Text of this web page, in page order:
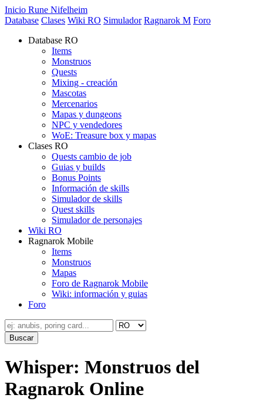
Inicio Rune Nifelheim
Database Clases Wiki RO Simulador Ragnarok M Foro
Database RO
Items
Monstruos
Quests
Mixing - creación
Mascotas
Mercenarios
Mapas y dungeons
NPC y vendedores
WoE: Treasure box y mapas
Clases RO
Quests cambio de job
Guias y builds
Bonus Points
Información de skills
Simulador de skills
Quest skills
Simulador de personajes
Wiki RO
Ragnarok Mobile
Items
Monstruos
Mapas
Foro de Ragnarok Mobile
Wiki: información y guias
Foro
Whisper: Monstruos del
Ragnarok Online